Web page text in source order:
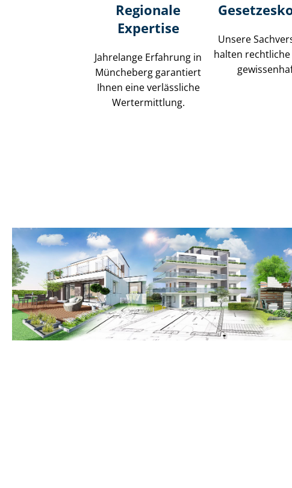
Regionale
Expertise
Jahrelange Erfahrung in
Müncheberg garantiert
Ihnen eine verlässliche
Wertermittlung.
Unsere
halten